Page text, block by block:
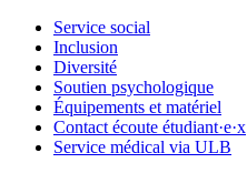
Service social
Inclusion
Diversité
Soutien psychologique
Équipements et matériel
Contact écoute étudiant·e·x
Service médical via ULB